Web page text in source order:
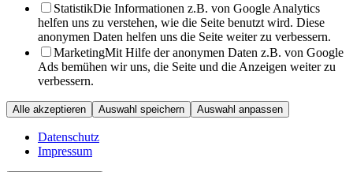
StatistikDie Informationen z.B. von Google Analytics
helfen uns zu verstehen, wie die Seite benutzt wird. Diese
anonymen Daten helfen uns die Seite weiter zu verbessern.
MarketingMit Hilfe der anonymen Daten z.B. von Google
Ads bemühen wir uns, die Seite und die Anzeigen weiter zu
verbessern.
Alle akzeptieren Auswahl speichern Auswahl anpassen
Datenschutz
Impressum